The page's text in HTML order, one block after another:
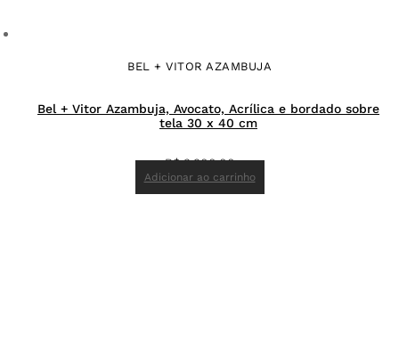
BEL + VITOR AZAMBUJA
Bel + Vitor Azambuja, Avocato, Acrílica e bordado sobre
tela 30 x 40 cm
R$3.900,00
Adicionar ao carrinho